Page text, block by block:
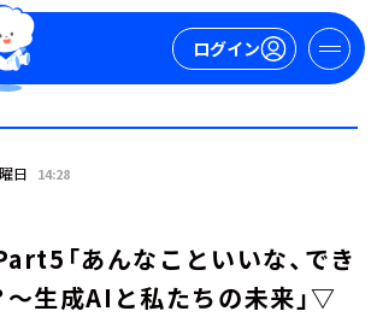
ログイン
日 14:28
「あんなこといいな、でき
～生成AIと私たちの未来」▽